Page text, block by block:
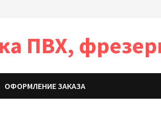
ПВХ,
ОФОРМЛЕНИЕ ЗАКАЗА